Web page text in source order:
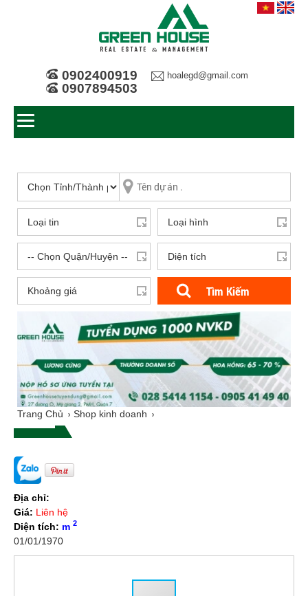
0902400919
0907894503
hoalegd@gmail.com
Tìm Kiếm
Trang Chủ Shop kinh doanh
Địa chỉ:
Giá: Liên hệ
Diện tích: m 2
01/01/1970